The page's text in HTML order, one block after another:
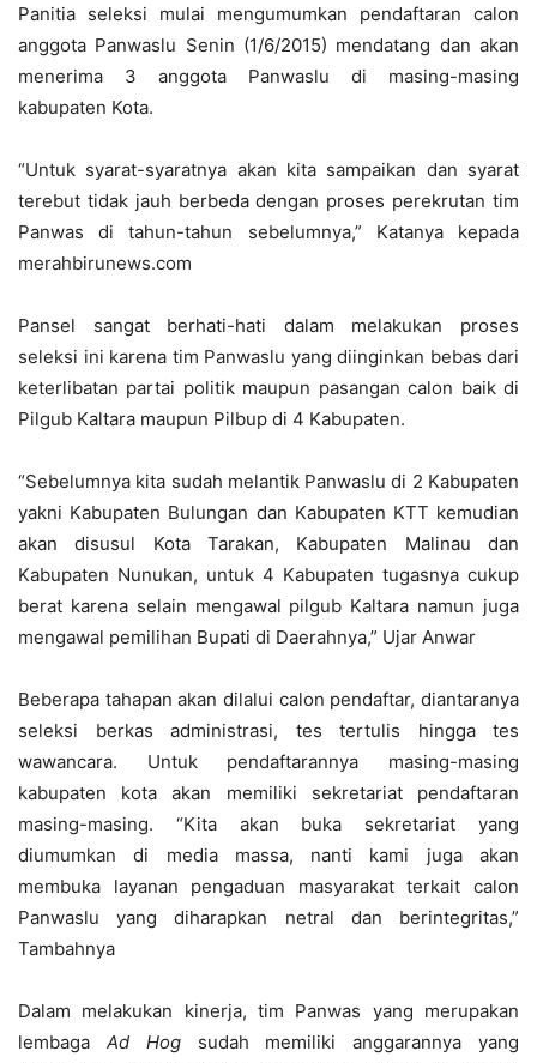
Panitia seleksi mulai mengumumkan pendaftaran calon
anggota Panwaslu Senin (1/6/2015) mendatang dan akan
menerima 3 anggota Panwaslu di masing-masing
kabupaten Kota.
“Untuk syarat-syaratnya akan kita sampaikan dan syarat
terebut tidak jauh berbeda dengan proses perekrutan tim
Panwas di tahun-tahun sebelumnya,” Katanya kepada
merahbirunews.com
Pansel sangat berhati-hati dalam melakukan proses
seleksi ini karena tim Panwaslu yang diinginkan bebas dari
keterlibatan partai politik maupun pasangan calon baik di
Pilgub Kaltara maupun Pilbup di 4 Kabupaten.
“Sebelumnya kita sudah melantik Panwaslu di 2 Kabupaten
yakni Kabupaten Bulungan dan Kabupaten KTT kemudian
akan disusul Kota Tarakan, Kabupaten Malinau dan
Kabupaten Nunukan, untuk 4 Kabupaten tugasnya cukup
berat karena selain mengawal pilgub Kaltara namun juga
mengawal pemilihan Bupati di Daerahnya,” Ujar Anwar
Beberapa tahapan akan dilalui calon pendaftar, diantaranya
seleksi berkas administrasi, tes tertulis hingga tes
wawancara. Untuk pendaftarannya masing-masing
kabupaten kota akan memiliki sekretariat pendaftaran
masing-masing. “Kita akan buka sekretariat yang
diumumkan di media massa, nanti kami juga akan
membuka layanan pengaduan masyarakat terkait calon
Panwaslu yang diharapkan netral dan berintegritas,”
Tambahnya
Dalam melakukan kinerja, tim Panwas yang merupakan
lembaga Ad Hogsudah memiliki anggarannya yang